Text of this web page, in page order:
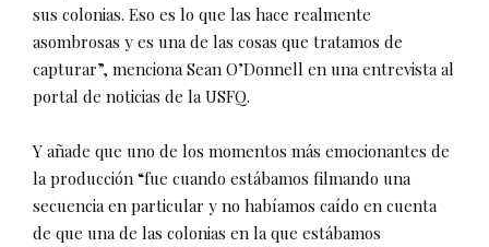
sus colonias. Eso es lo que las hace realmente
asombrosas y es una de las cosas que tratamos de
capturar”, menciona Sean O’Donnell en una entrevista al
portal de noticias de la USFQ.
Y añade que uno de los momentos más emocionantes de
la producción “fue cuando estábamos filmando una
secuencia en particular y no habíamos caído en cuenta
de que una de las colonias en la que estábamos